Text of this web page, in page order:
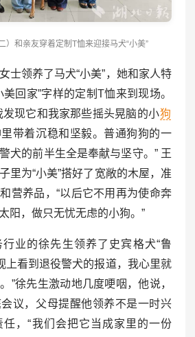
）和亲友穿着定制T恤来迎接马犬“小美”
士领养了马犬“小美”，她和家人特
回家”字样的定制T恤来到现场。
发现它和我家那些摇头晃脑的小狗
带着沉稳和坚毅。普通狗狗的一
犬的前半生全是奉献与坚守。” 王
里为“小美”搭好了宽敞的木屋，准
营养品，“以后它不用再为使命奔
阳，做只无忧无虑的小狗。”
业的徐先生领养了史宾格犬“鲁
上看到退役警犬的报道，我心里就
”徐先生激动地几度哽咽，他说，
议，父母提醒他领养不是一时兴
，“我们会把它当成家里的一份